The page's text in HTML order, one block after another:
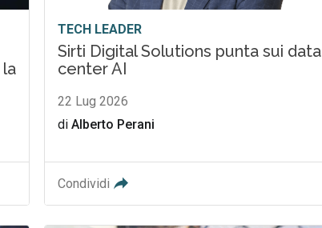
TECH LEADER
Sirti Digital Solutions punta sui data
center AI
22 Lug 2026
diAlberto Perani
Condividi